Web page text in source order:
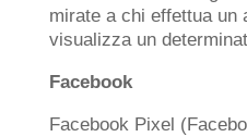
mirate a chi effettua un
visualizza un
Facebook
Facebook Pixel